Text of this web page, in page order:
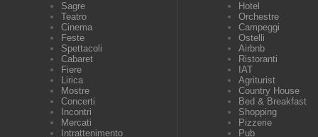
Sagre
Teatro
Cinema
Feste
Spettacoli
Cabaret
Fiere
Lirica
Mostre
Concerti
Incontri
Mercati
Intrattenimento
Hotel
Orchestre
Campeggi
Ostelli
Airbnb
Ristoranti
IAT
Agriturist
Country House
Bed & Breakfast
Shopping
Pizzerie
Pub